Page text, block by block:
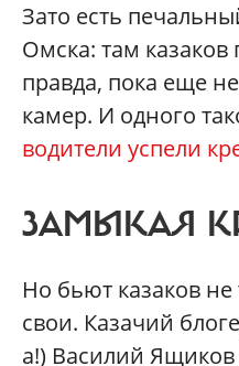
Зато есть
Омска: там казаков
правда, пока еще
камер. И одного
водители успели
ЗАМЫКАЯ
Но бьют казаков
свои. Казачий
а!) Василий